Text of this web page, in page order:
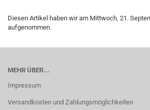
Diesen Artikel haben wir am Mittwoch, 21.
aufgenommen.
MEHR ÜBER...
Impressum
Versandkosten und Zahlungsmöglichkeiten